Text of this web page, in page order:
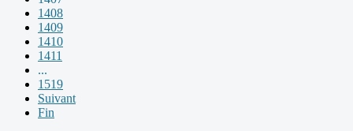
1408
1409
1410
1411
...
1519
Suivant
Fin